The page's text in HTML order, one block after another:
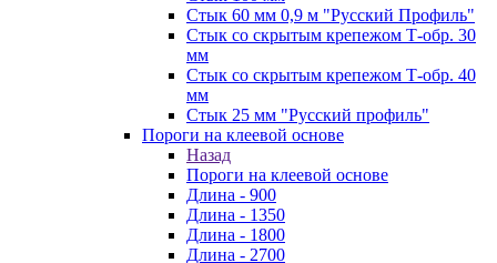
Стык 60 мм 0,9 м "Русский Профиль"
Стык со скрытым крепежом Т-обр. 30
мм
Стык со скрытым крепежом Т-обр. 40
мм
Стык 25 мм "Русский профиль"
Пороги на клеевой основе
Назад
Пороги на клеевой основе
Длина - 900
Длина - 1350
Длина - 1800
Длина - 2700